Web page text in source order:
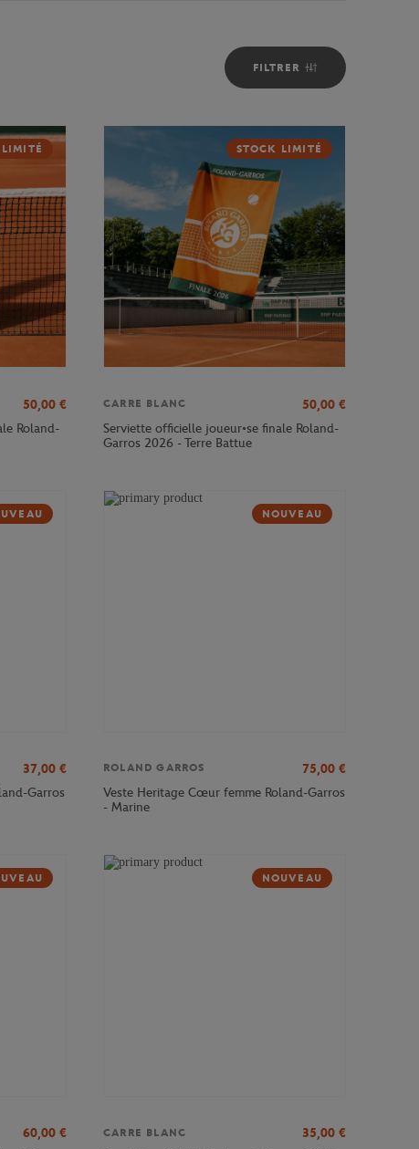
FILTRER
50,00 €
Roland-
STOCK LIMITÉ
CARRE BLANC 50,00 €
Serviette officielle joueur•se finale Roland-
Garros 2026 - Terre Battue
37,00 €
Garros
NOUVEAU
ROLAND GARROS 75,00 €
Veste Heritage Cœur femme Roland-Garros
- Marine
60,00 €
NOUVEAU
CARRE BLANC 35,00 €